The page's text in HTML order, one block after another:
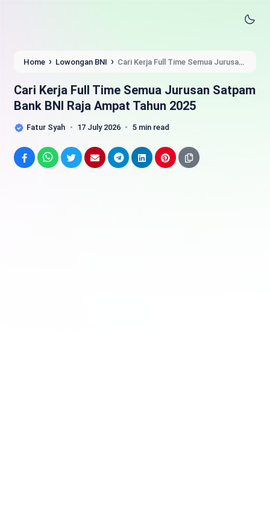
Home › Lowongan BNI › Cari Kerja Full Time Semua Jurusan
Cari Kerja Full Time Semua Jurusan Satpam
Bank BNI Raja Ampat Tahun 2025
Fatur Syah 17 July 2026 5 min read